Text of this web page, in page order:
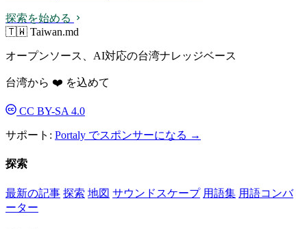
探索を始める
🇹🇼 Taiwan.md
オープンソース、AI対応の台湾ナレッジベース
台湾から ❤️ を込めて
CC BY-SA 4.0
サポート: Portaly でスポンサーになる →
探索
最新の記事 探索 地図 サウンドスケープ 用語集 用語コンバ
ーター